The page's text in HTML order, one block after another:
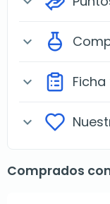
expand_more
expand_more
expand_more
Comprados